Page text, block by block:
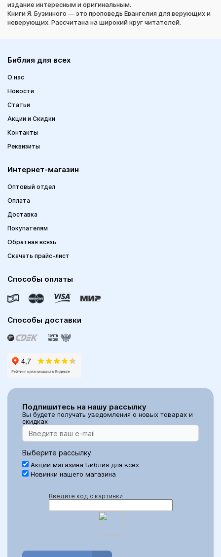
издание интересным и оригинальным.
Книги Я. Бузинного — это проповедь Евангелия для верующих и
неверующих. Рассчитана на широкий круг читателей.
Библия для всех
О нас
Новости
Статьи
Акции и Скидки
Контакты
Реквизиты
Интернет-магазин
Оптовый отдел
Оплата
Доставка
Покупателям
Обратная всязь
Скачать прайс-лист
Способы оплаты
Способы доставки
Подпишитесь на нашу рассылку
Вы будете получать уведомления о новых товарах и
скидках
Выберите рассылку
Акции магазина Библия для всех
Новинки нашего магазина
Введите код с картинки